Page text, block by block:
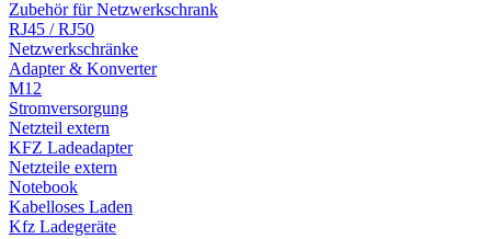
Zubehör für Netzwerkschrank
RJ45 / RJ50
Netzwerkschränke
Adapter & Konverter
M12
Stromversorgung
Netzteil extern
KFZ Ladeadapter
Netzteile extern
Notebook
Kabelloses Laden
Kfz Ladegeräte